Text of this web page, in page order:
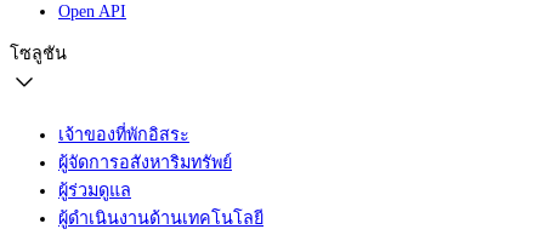
Open API
โซลูชัน
เจ้าของที่พักอิสระ
ผู้จัดการอสังหาริมทรัพย์
ผู้ร่วมดูแล
ผู้ดำเนินงานด้านเทคโนโลยี